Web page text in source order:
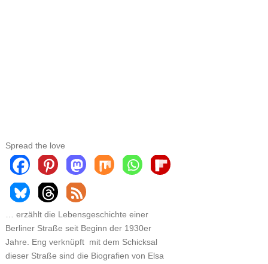
Spread the love
… erzählt die Lebensgeschichte einer
Berliner Straße seit Beginn der 1930er
Jahre. Eng verknüpft mit dem Schicksal
dieser Straße sind die Biografien von Elsa